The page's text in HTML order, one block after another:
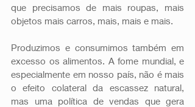
que precisamos de mais roupas, mais
objetos mais carros, mais, mais e mais.
Produzimos e consumimos também em
excesso os alimentos. A fome mundial, e
especialmente em nosso país, não é mais
o efeito colateral da escassez natural,
mas uma política de vendas que gera